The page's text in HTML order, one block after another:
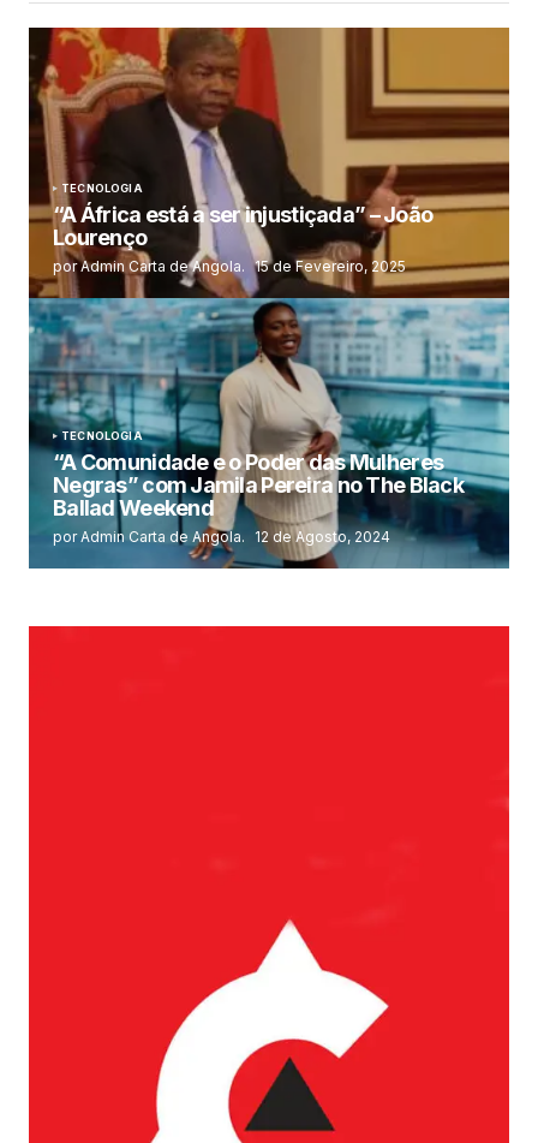
TECNOLOGIA
“A África está a ser injustiçada” – João
Lourenço
por Admin Carta de Angola. 15 de Fevereiro, 2025
TECNOLOGIA
“A Comunidade e o Poder das Mulheres
Negras” com Jamila Pereira no The Black
Ballad Weekend
por Admin Carta de Angola. 12 de Agosto, 2024